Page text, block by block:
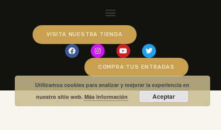
VISITA NUESTRA TIENDA
COMPRA TUS ENTRADAS
Utilizamos cookies para analizar y mejorar la experiencia en
nuestro sitio web.Más información Aceptar